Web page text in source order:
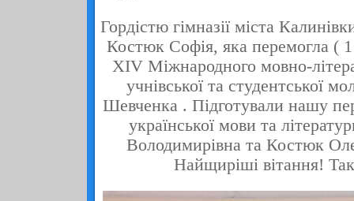
Гордістю гімназії міста
Костюк Софія, яка перемогла (
XIV Міжнародного мовно-
учнівської та студентської
Шевченка . Підготували нашу
української мови та
Володимирівна та Костюк
Найщиріші вітання!